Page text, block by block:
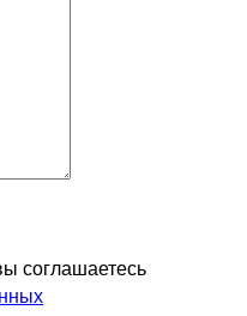
соглашаетесь